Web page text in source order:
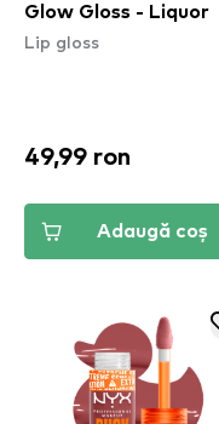
Glow Gloss - Liquor
Lip gloss
49,99 ron
Adaugă coș